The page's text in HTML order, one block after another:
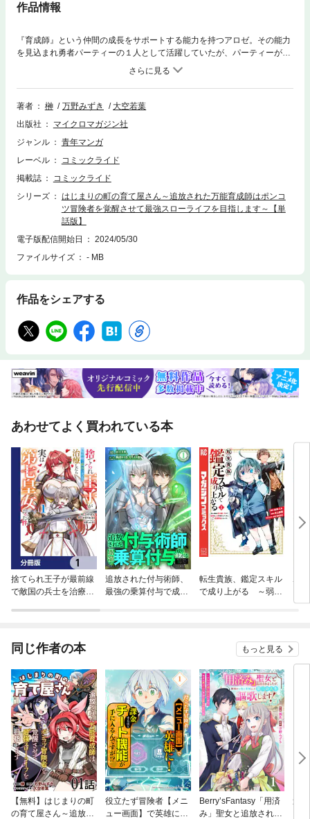
作品情報
『育成師』という仲間の成長をサポートする能力を持つアロゼ。その能力
を見込まれ勇者パーティーの１人として活躍していたが、パーティーが上
限のレベルまで成長しことでメンバーの態度は一転。もう必要がないと、
パーティーを追放されてしまう。失意の中、故郷の町に戻りロゼと名を変
え、静かに暮らしていこうと心に誓ったが……。ひょんなことからアロゼ
の元を訪れた、成長しないことを強く悩む見習い戦士の少女との出会いに
多少差異が出る場合があります。※コミックライド2024年5月号(vol.95)に
収録済みの内容です。
著者 榊 万野みずき
大空若葉
出版社
マイクロマガジン社
ジャンル
青年マンガ
レーベル
コミックライド
掲載誌
コミックライド
シリーズ
はじまりの町の育て屋さん～追放された万能育成師はポンコ
ツ冒険者を覚醒させて最強スローライフを目指します～【単
話版】
電子版配信開始日
2024/05/30
ファイルサイズ
- MB
作品をシェアする
あわせてよく買われている本
捨てられ王子が最前線
で敵国の兵士を治療し
追放された付与術師、
最強の乗算付与で成り
転生貴族、鑑定スキル
で成り上がる ～弱小
になってた～
ポ
Ｋ
同じ作者の本 もっと見る
【無料】はじまりの町
の育て屋さん～追放さ
役立たず冒険者【メニ
ュー画面】で英雄に！
Berry’sFantasy「用済
み」聖女と追放されま
迷